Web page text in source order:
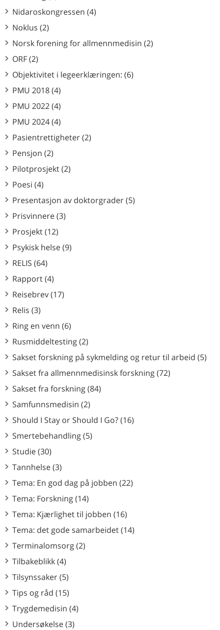
Nidaroskongressen (4)
Noklus (2)
Norsk forening for allmennmedisin (2)
ORF (2)
Objektivitet i legeerklæringen: (6)
PMU 2018 (4)
PMU 2022 (4)
PMU 2024 (4)
Pasientrettigheter (2)
Pensjon (2)
Pilotprosjekt (2)
Poesi (4)
Presentasjon av doktorgrader (5)
Prisvinnere (3)
Prosjekt (12)
Psykisk helse (9)
RELIS (64)
Rapport (4)
Reisebrev (17)
Relis (3)
Ring en venn (6)
Rusmiddeltesting (2)
Sakset forskning på sykmelding og retur til arbeid (5)
Sakset fra allmennmedisinsk forskning (72)
Sakset fra forskning (84)
Samfunnsmedisin (2)
Should I Stay or Should I Go? (16)
Smertebehandling (5)
Studie (30)
Tannhelse (3)
Tema: En god dag på jobben (22)
Tema: Forskning (14)
Tema: Kjærlighet til jobben (16)
Tema: det gode samarbeidet (14)
Terminalomsorg (2)
Tilbakeblikk (4)
Tilsynssaker (5)
Tips og råd (15)
Trygdemedisin (4)
Undersøkelse (3)